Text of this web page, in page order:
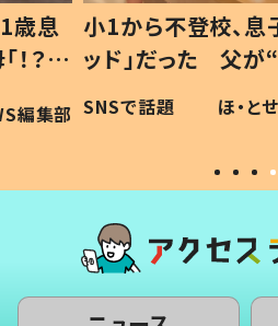
歳息
？」
編集部
小1から不登校、息
ッド」だった 父が
作り続ける理由と
#令和の子
SNSで話題 ほ・と